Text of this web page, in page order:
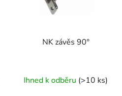
NK závěs 90°
Ihned k odběru (>10 ks)